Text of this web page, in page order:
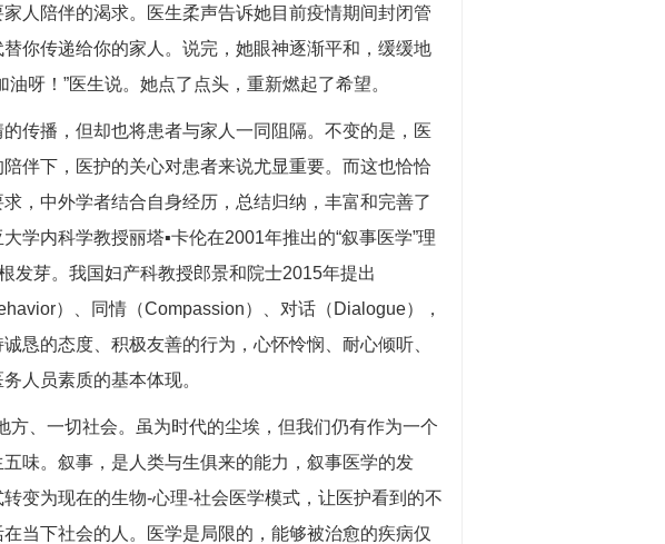
人陪伴的渴求。医生柔声告诉她目前疫情期间封闭管
你传递给你的家人。说完，她眼神逐渐平和，缓缓地
呀！”医生说。她点了点头，重新燃起了希望。
传播，但却也将患者与家人一同阻隔。不变的是，医
伴下，医护的关心对患者来说尤显重要。而这也恰恰
，中外学者结合自身经历，总结归纳，丰富和完善了
学内科学教授丽塔▪卡伦在2001年推出的“叙事医学”理
发芽。我国妇产科教授郎景和院士2015年提出
）、同情（Compassion）、对话（Dialogue），
恳的态度、积极友善的行为，心怀怜悯、耐心倾听、
人员素质的基本体现。
方、一切社会。虽为时代的尘埃，但我们仍有作为一个
味。叙事，是人类与生俱来的能力，叙事医学的发
变为现在的生物-心理-社会医学模式，让医护看到的不
当下社会的人。医学是局限的，能够被治愈的疾病仅